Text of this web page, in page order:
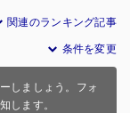
関連のランキング記事
条件を変更
しましょう。フォ
します。